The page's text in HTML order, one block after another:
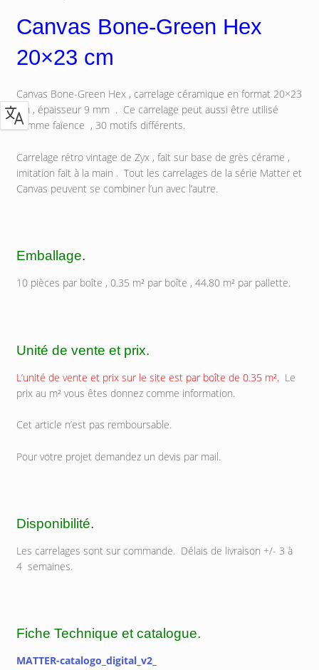
Canvas Bone-Green Hex
20×23 cm
Canvas Bone-Green Hex , carrelage céramique en format 20×23
cm , épaisseur 9 mm . Ce carrelage peut aussi être utilisé
comme faïence , 30 motifs différents.
Carrelage rétro vintage de Zyx , fait sur base de grès cérame ,
imitation fait à la main . Tout les carrelages de la série Matter et
Canvas peuvent se combiner l’un avec l’autre.
Emballage.
10 pièces par boîte , 0.35 m² par boîte , 44.80 m² par pallette.
Unité de vente et prix.
L’unité de vente et prix sur le site est par boîte de 0.35 m². Le
prix au m² vous êtes donnez comme information.
Cet article n’est pas remboursable.
Pour votre projet demandez un devis par mail.
Disponibilité.
Les carrelages sont sur commande. Délais de livraison +/- 3 à
4 semaines.
Fiche Technique et catalogue.
MATTER-catalogo_digital_v2_